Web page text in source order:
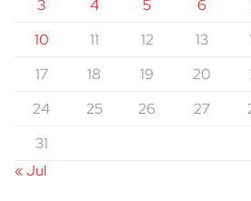
3
4 5 6
10
11 12 13
17
18 19 20
24
25 26 27
31
« Jul